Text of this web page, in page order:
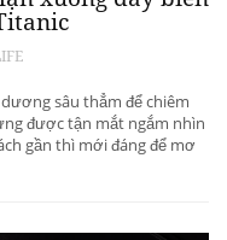
sâu thẳm để chiêm
được tận mắt ngắm nhìn
gần thì mới đáng để mơ